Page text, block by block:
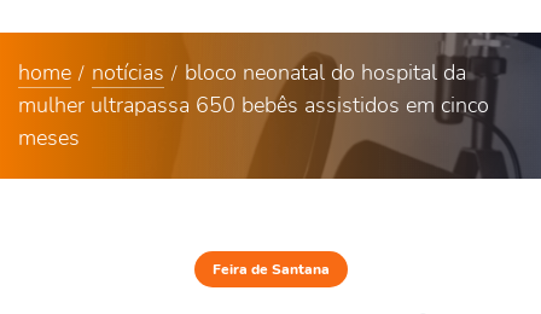
home notícias
bloco neonatal do hospital da
mulher ultrapassa 650 bebês assistidos em cinco
meses
Feira de Santana